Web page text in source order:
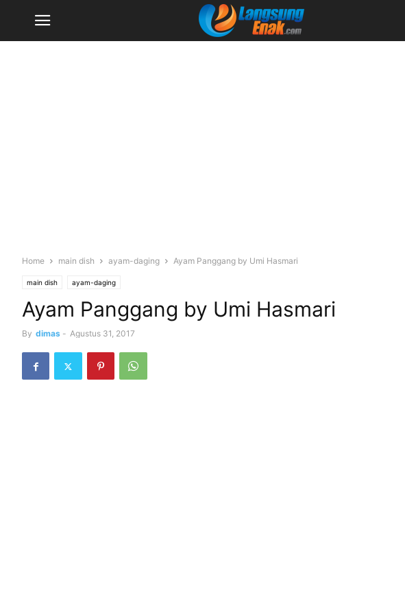
Home main dish ayam-daging Ayam Panggang by Umi Hasmari
main dish ayam-daging
Ayam Panggang by Umi Hasmari
By dimas - Agustus 31, 2017